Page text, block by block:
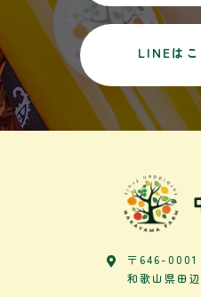
LINEはこ
〒646-0001
和歌山県田